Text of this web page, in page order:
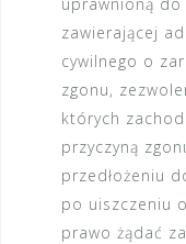
zawierającej
cywilnego o
zgonu,
których
przyczyną
przedłożeniu
po uiszczeniu
prawo żądać